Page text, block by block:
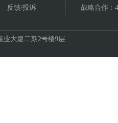
反馈/投诉
战略合作：
业大厦二期2号楼9层